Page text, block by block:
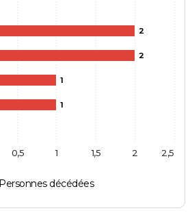
2
2
1
1
Personnes décédées
0,5 1 1,5 2 2,5